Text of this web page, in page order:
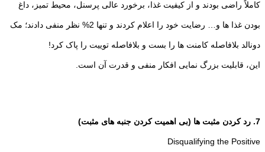
کاملاً راضی بودند و از کیفیت غذا، برخورد عالی پرسنل، محیط تمیز، داغ
بودن غذا ها و… رضایت خود را اعلام کردند و تنها 2% نظر منفی دادند؛ مک
دونالد بلافاصله کامنت ها را بست و بلافاصله توییت را پاک کرد!
این، قابلیت بزرگ نمایی افکار منفی و قدرت آن است.
7. رد کردن مثبت ها (بی اهمیت کردن جنبه های مثبت)
Disqualifying the Positive